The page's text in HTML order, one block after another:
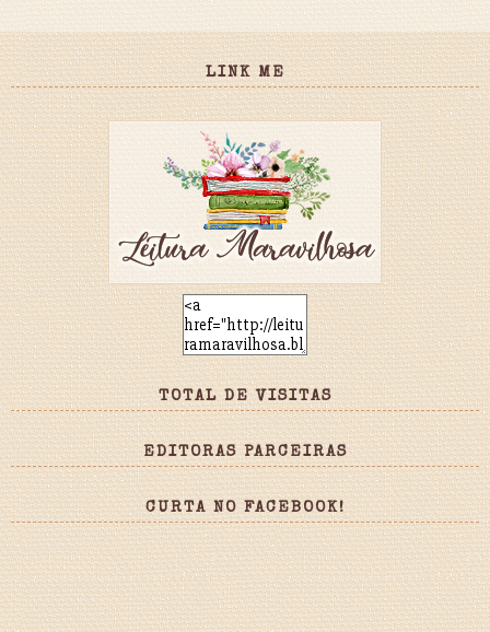
LINK ME
TOTAL DE VISITAS
EDITORAS PARCEIRAS
CURTA NO FACEBOOK!